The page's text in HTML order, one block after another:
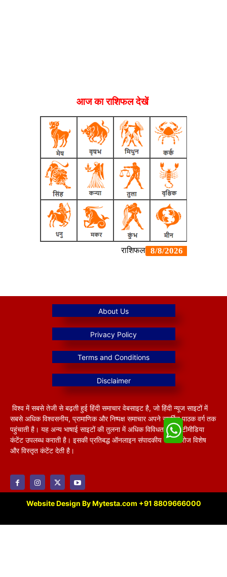
आज का राशिफल देखें
विश्व में सबसे तेजी से बढ़ती हुई हिंदी समाचार वेबसाइट है, जो हिंदी न्यूज साइटों में
सबसे अधिक विश्वसनीय, प्रामाणिक और निष्पक्ष समाचार अपने समर्पित पाठक वर्ग तक
पहुंचाती है। यह अन्य भाषाई साइटों की तुलना में अधिक विविधतापूर्ण मल्टीमीडिया
कंटेंट उपलब्ध कराती है। इसकी प्रतिबद्ध ऑनलाइन संपादकीय टीम हररोज विशेष
और विस्तृत कंटेंट देती है।
Website Design By Mytesta.com +91 8809666000